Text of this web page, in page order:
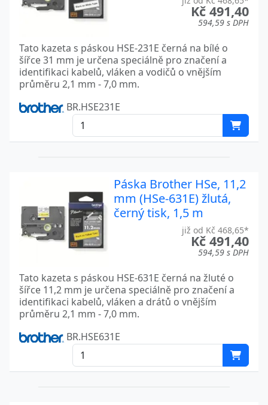
Kč 491,40
594,59 s DPH
Tato kazeta s páskou HSE-231E černá na bílé o
šířce 31 mm je určena speciálně pro značení a
identifikaci kabelů, vláken a vodičů o vnějším
průměru 2,1 mm - 7,0 mm.
BR.HSE231E
Páska Brother HSe, 11,2
mm (HSe-631E) žlutá,
černý tisk, 1,5 m
již od Kč 468,65*
Kč 491,40
594,59 s DPH
Tato kazeta s páskou HSE-631E černá na žluté o
šířce 11,2 mm je určena speciálně pro značení a
identifikaci kabelů, vláken a drátů o vnějším
průměru 2,1 mm - 7,0 mm.
BR.HSE631E